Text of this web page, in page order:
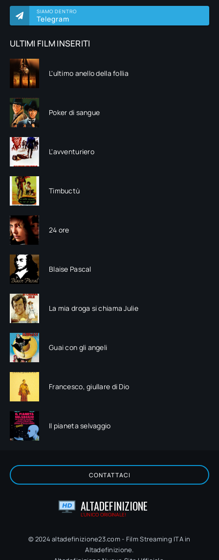
SIAMO DENTRO
Telegram
ULTIMI FILM INSERITI
L'ultimo anello della follia
Poker di sangue
L'avventuriero
Timbuctù
24 ore
Blaise Pascal
La mia droga si chiama Julie
Guai con gli angeli
Francesco, giullare di Dio
Il pianeta selvaggio
CONTATTACI
ALTADEFINIZIONE
L'UNICO ORIGINALE!
© 2024 altadefinizione23.com - Film Streaming ITA in
Altadefinizione.